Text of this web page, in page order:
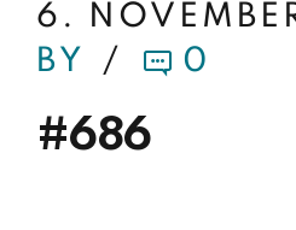
6.
BY
0
#686